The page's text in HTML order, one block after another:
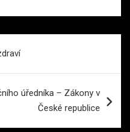
úředníka – Zákony v
České republice